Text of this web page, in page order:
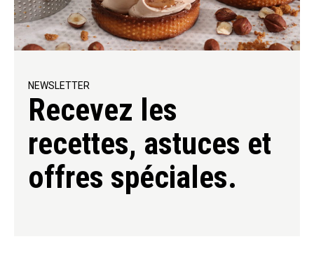
NEWSLETTER
Recevez les
recettes, astuces et
offres spéciales.